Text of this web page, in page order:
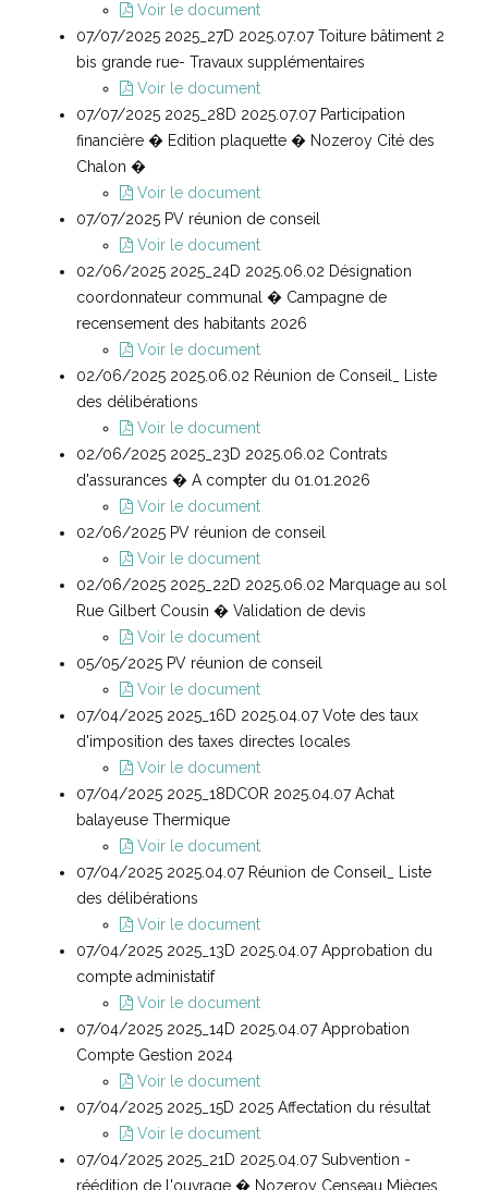
Voir le document
07/07/2025 2025_27D 2025.07.07 Toiture bâtiment 2
bis grande rue- Travaux supplémentaires
Voir le document
07/07/2025 2025_28D 2025.07.07 Participation
financière � Edition plaquette � Nozeroy Cité des
Chalon �
Voir le document
07/07/2025 PV réunion de conseil
Voir le document
02/06/2025 2025_24D 2025.06.02 Désignation
coordonnateur communal � Campagne de
recensement des habitants 2026
Voir le document
02/06/2025 2025.06.02 Réunion de Conseil_ Liste
des délibérations
Voir le document
02/06/2025 2025_23D 2025.06.02 Contrats
d'assurances � A compter du 01.01.2026
Voir le document
02/06/2025 PV réunion de conseil
Voir le document
02/06/2025 2025_22D 2025.06.02 Marquage au sol
Rue Gilbert Cousin � Validation de devis
Voir le document
05/05/2025 PV réunion de conseil
Voir le document
07/04/2025 2025_16D 2025.04.07 Vote des taux
d'imposition des taxes directes locales
Voir le document
07/04/2025 2025_18DCOR 2025.04.07 Achat
balayeuse Thermique
Voir le document
07/04/2025 2025.04.07 Réunion de Conseil_ Liste
des délibérations
Voir le document
07/04/2025 2025_13D 2025.04.07 Approbation du
compte administatif
Voir le document
07/04/2025 2025_14D 2025.04.07 Approbation
Compte Gestion 2024
Voir le document
07/04/2025 2025_15D 2025 Affectation du résultat
Voir le document
07/04/2025 2025_21D 2025.04.07 Subvention -
réédition de l'ouvrage � Nozeroy Censeau Mièges